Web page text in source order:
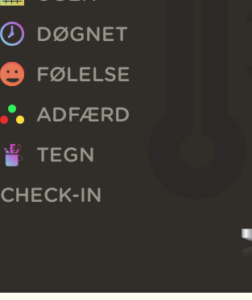
DØGNET
FØLELSE
ADFÆRD
TEGN
CHECK-IN